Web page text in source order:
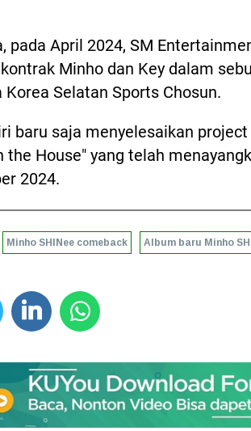
pada April 2024, SM
Minho dan Key dalam
Selatan Sports Chosun.
baru saja menyelesaikan
the House" yang telah
2024.
Minho SHINee comeback Album baru Minho